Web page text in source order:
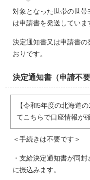
対象となった世帯の世
は申請書を発送していま
決定通知書又は申請書の
おりです。
決定通知書（申請不要
【令和5年度の北海道
てこちらで口座情報が
＜手続きは不要です＞
・支給決定通知書が同
に振込みます。